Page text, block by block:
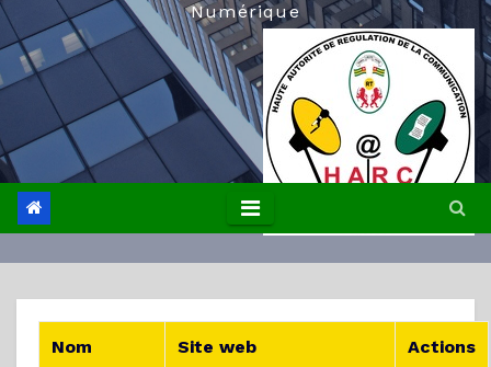
Numérique
Nom Site web Actions